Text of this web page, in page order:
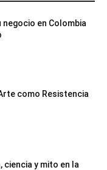
negocio en Colombia
como Resistencia
ciencia y mito en la